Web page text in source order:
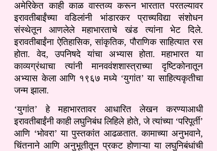
अमेरिकेत काही काळ वास्तव्य करून भारतात परतल्यावर
इरावतीबाईंच्या वडिलांनी भांडारकर प्राच्यविद्या संशोधन
संस्थेतून आणलेले महाभारताचे खंड त्यांना भेट दिले.
इरावतीबाईंना ऐतिहासिक, सांकृतिक, पौराणिक साहित्यात रस
होता. वेद, उपनिषदे यांचा अभ्यास होता. महाभारत या
काव्यग्रंथाचा त्यांनी मानववंशशास्त्राच्या दृष्टिकोनातून
अभ्यास केला आणि १९६७ मध्ये ‘युगांत’ या साहित्यकृतीचा
जन्म झाला.
‘युगांत’ हे महाभारतावर आधारित लेखन करण्याआधी
इरावतीबाईंनी काही लघुनिबंध लिहिले होते, जे त्यांच्या ‘परिपूर्ती’
आणि ‘भोवरा’ या पुस्तकांत आढळतात. कामाच्या अनुभवाने,
चिंतनाने आणि अनुभूतीतून प्रकट होणाऱ्या या लघुनिबंधांची